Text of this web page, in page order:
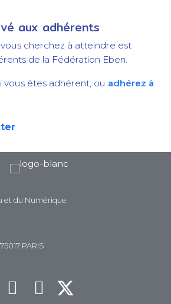
aux adhérents
cherchez à atteindre est
de la Fédération Eben.
vous êtes adhérent, ou adhérez à
et du Numérique
PARIS